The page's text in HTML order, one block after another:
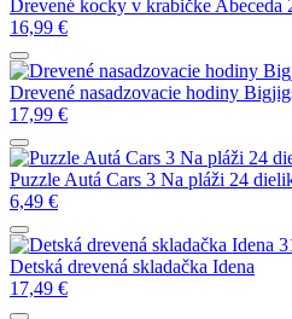
Drevené kocky v krabičke Abeceda
16,99 €
Drevené nasadzovacie hodiny
17,99 €
Puzzle Autá Cars 3 Na pláži 24
6,49 €
Detská drevená skladačka Idena
17,49 €